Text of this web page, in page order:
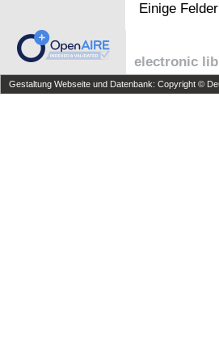
Einige
electronic
Gestaltung Webseite und Datenbank: Copyright ©